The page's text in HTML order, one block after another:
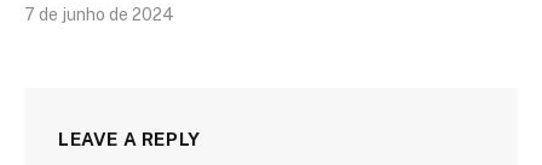
7 de junho de 2024
LEAVE A REPLY